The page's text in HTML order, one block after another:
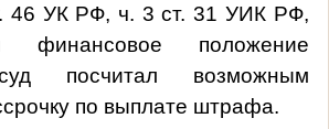
46 УК РФ, ч. 3 ст. 31 УИК РФ,
финансовое положение
посчитал возможным
по выплате штрафа.